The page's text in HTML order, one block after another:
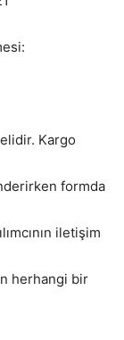
Kargo
formda
iletişim
herhangi bir